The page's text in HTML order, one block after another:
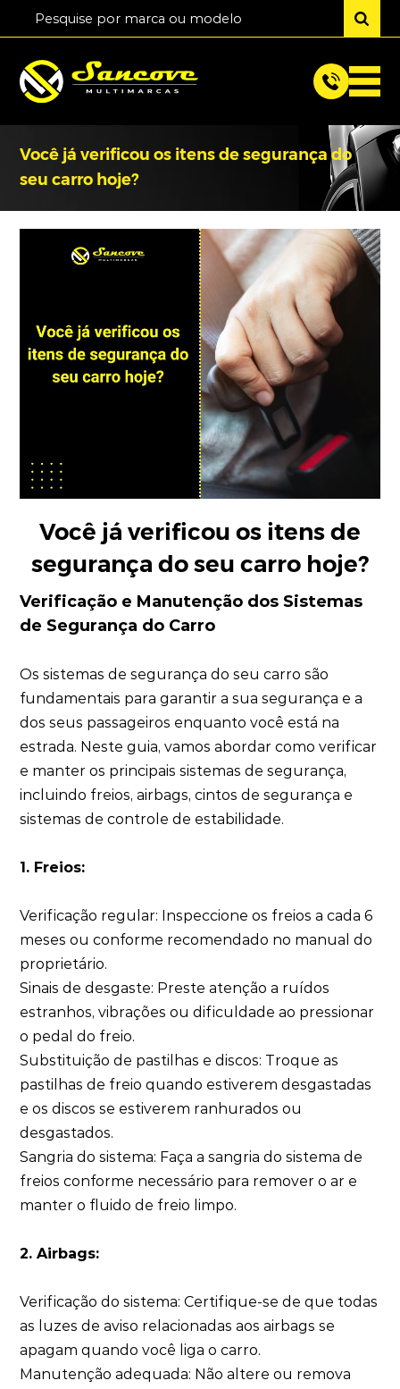
Você já verificou os itens de segurança do
seu carro hoje?
Você já verificou os itens de
segurança do seu carro hoje?
Verificação e Manutenção dos Sistemas
de Segurança do Carro
Os sistemas de segurança do seu carro são
fundamentais para garantir a sua segurança e a
dos seus passageiros enquanto você está na
estrada. Neste guia, vamos abordar como verificar
e manter os principais sistemas de segurança,
incluindo freios, airbags, cintos de segurança e
sistemas de controle de estabilidade.
1. Freios:
Verificação regular: Inspeccione os freios a cada 6
meses ou conforme recomendado no manual do
proprietário.
Sinais de desgaste: Preste atenção a ruídos
estranhos, vibrações ou dificuldade ao pressionar
o pedal do freio.
Substituição de pastilhas e discos: Troque as
pastilhas de freio quando estiverem desgastadas
e os discos se estiverem ranhurados ou
desgastados.
Sangria do sistema: Faça a sangria do sistema de
freios conforme necessário para remover o ar e
manter o fluido de freio limpo.
2. Airbags:
Verificação do sistema: Certifique-se de que todas
as luzes de aviso relacionadas aos airbags se
apagam quando você liga o carro.
Manutenção adequada: Não altere ou remova